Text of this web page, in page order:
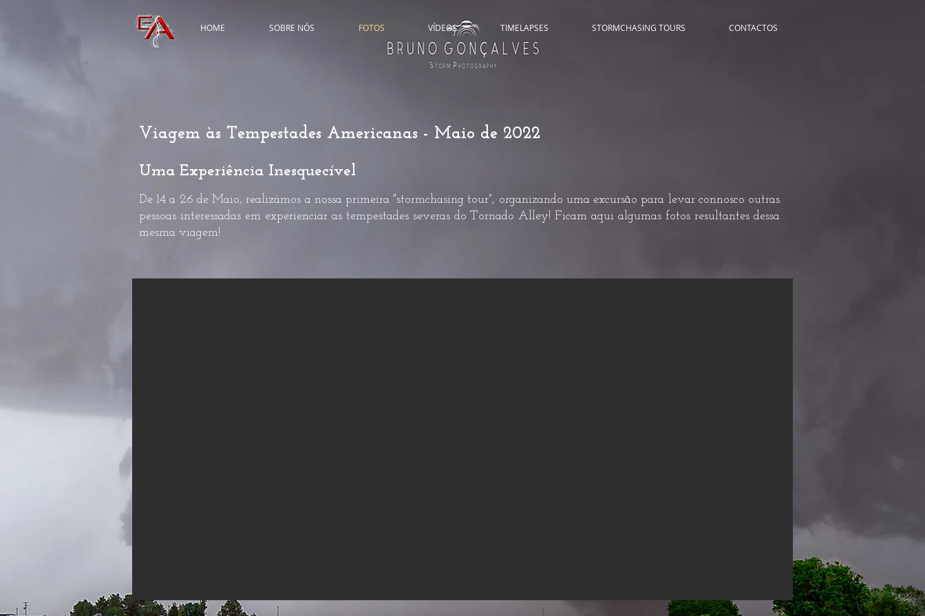
HOME SOBRE NÓS FOTOS VÍDEOS TIMELAPSES STORMCHASING TOURS CONTACTOS
Viagem às Tempestades Americanas - Maio de 2022
Uma Experiência Inesquecível
De 14 a 26 de Maio, realizámos a nossa primeira "stormchasing tour", organizando uma excursão para levar connosco outras
pessoas interessadas em experienciar as tempestades severas do Tornado Alley! Ficam aqui algumas fotos resultantes dessa
mesma viagem!